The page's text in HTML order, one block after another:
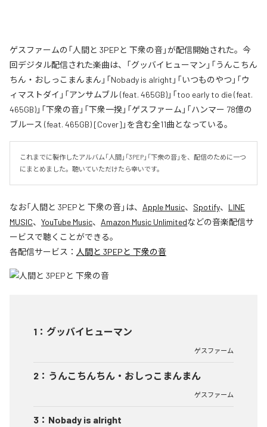
ゲスファームの「人間と 3PEPと 下衆の音」が配信開始された。今
回デジタル配信された楽曲は、「グッバイヒューマン」「うんこちん
ちん・おしっこまんまん」「Nobady is alright」「いつものやつ」「ウ
ィマストダイ」「アンサムブル (feat. 465GB)」「too early to die (feat.
465GB)」「下衆の音」「下衆一揆」「ゲスファーム」「ハンマー 78億の
ブルース (feat. 465GB) [Cover]」を含む全11曲となっている。
これまでに製作したアルバム「人間」「3PEP」「下衆の音」を、配信のために一つ
にまとめました。聴いていただけたら幸いです。
なお「人間と 3PEPと 下衆の音」は、 Apple Music、 Spotify、 LINE
MUSIC、 YouTube Music、 Amazon Music Unlimitedなどの音楽配信サ
ービスで聴くことができる。
各配信サービス： 人間と 3PEPと 下衆の音
1 ： グッバイヒューマン
ゲスファーム
2 ： うんこちんちん・おしっこまんまん
ゲスファーム
3 ： Nobady is alright